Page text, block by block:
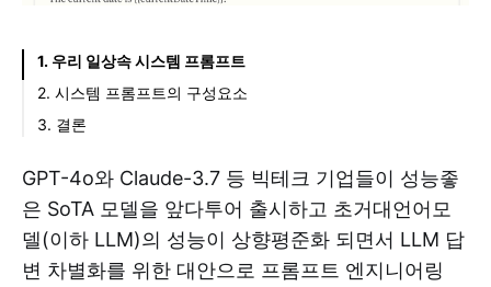
1. 우리 일상속 시스템 프롬프트
2. 시스템 프롬프트의 구성요소
3. 결론
GPT-4o와 Claude-3.7 등 빅테크 기업들이 성능좋
은 SoTA 모델을 앞다투어 출시하고 초거대언어모
델(이하 LLM)의 성능이 상향평준화 되면서 LLM 답
변 차별화를 위한 대안으로 프롬프트 엔지니어링